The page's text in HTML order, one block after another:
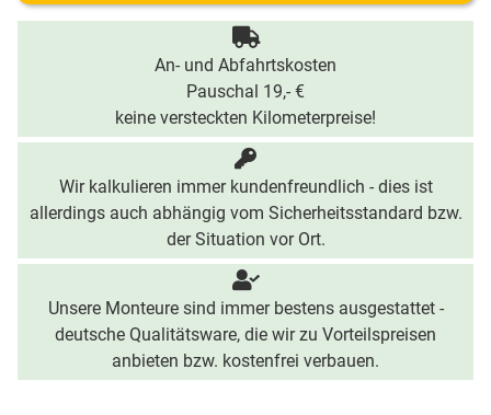
An- und Abfahrtskosten
Pauschal 19,- €
keine versteckten Kilometerpreise!
Wir kalkulieren immer kundenfreundlich - dies ist
allerdings auch abhängig vom Sicherheitsstandard bzw.
der Situation vor Ort.
Unsere Monteure sind immer bestens ausgestattet -
deutsche Qualitätsware, die wir zu Vorteilspreisen
anbieten bzw. kostenfrei verbauen.